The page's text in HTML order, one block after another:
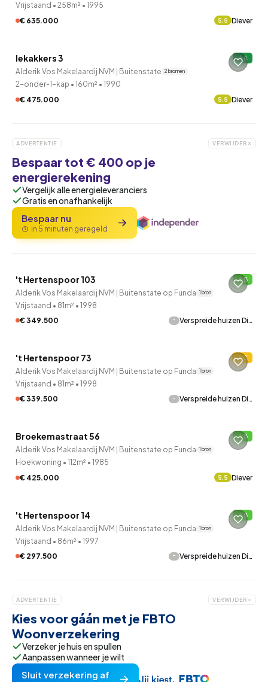
Vrijstaand • 258m² • 1995
€ 635.000
5.5 Diever
Iekakkers 3 A
Alderik Vos Makelaardij NVM | Buitenstate 2 bronnen
2-onder-1-kap • 160m² • 1990
€ 475.000
5.5 Diever
ADVERTENTIE VERWIJDER
Bespaar tot € 400 op je
energierekening
Vergelijk alle energieleveranciers
Gratis en onafhankelijk
Bespaar nu
in 5 minuten geregeld
't Hertenspoor 103 B
Alderik Vos Makelaardij NVM | Buitenstate op Funda 1 bron
Vrijstaand • 81m² • 1998
€ 349.500
- Verspreide huizen Di…
't Hertenspoor 73 C
Alderik Vos Makelaardij NVM | Buitenstate op Funda 1 bron
Vrijstaand • 81m² • 1998
€ 339.500
- Verspreide huizen Di…
Verkocht onder voorbehoud
Broekemastraat 56 B
Alderik Vos Makelaardij NVM | Buitenstate op Funda 1 bron
Hoekwoning • 112m² • 1985
€ 425.000
5.5 Diever
't Hertenspoor 14 B
Alderik Vos Makelaardij NVM | Buitenstate op Funda 1 bron
Vrijstaand • 86m² • 1997
€ 297.500
- Verspreide huizen Di…
ADVERTENTIE VERWIJDER
Kies voor gáán met je FBTO
Woonverzekering
Verzeker je huis en spullen
Aanpassen wanneer je wilt
Sluit verzekering af